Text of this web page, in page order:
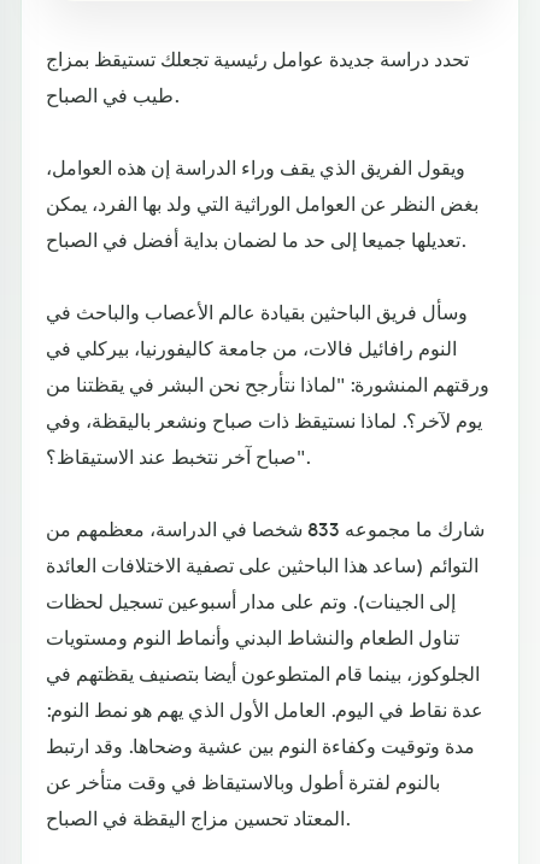
تحدد دراسة جديدة عوامل رئيسية تجعلك تستيقظ بمزاج
طيب في الصباح.
ويقول الفريق الذي يقف وراء الدراسة إن هذه العوامل،
بغض النظر عن العوامل الوراثية التي ولد بها الفرد، يمكن
تعديلها جميعا إلى حد ما لضمان بداية أفضل في الصباح.
وسأل فريق الباحثين بقيادة عالم الأعصاب والباحث في
النوم رافائيل فالات، من جامعة كاليفورنيا، بيركلي في
ورقتهم المنشورة: "لماذا نتأرجح نحن البشر في يقظتنا من
يوم لآخر؟. لماذا نستيقظ ذات صباح ونشعر باليقظة، وفي
صباح آخر نتخبط عند الاستيقاظ؟".
شارك ما مجموعه 833 شخصا في الدراسة، معظمهم من
التوائم (ساعد هذا الباحثين على تصفية الاختلافات العائدة
إلى الجينات). وتم على مدار أسبوعين تسجيل لحظات
تناول الطعام والنشاط البدني وأنماط النوم ومستويات
الجلوكوز، بينما قام المتطوعون أيضا بتصنيف يقظتهم في
عدة نقاط في اليوم. العامل الأول الذي يهم هو نمط النوم:
مدة وتوقيت وكفاءة النوم بين عشية وضحاها. وقد ارتبط
بالنوم لفترة أطول وبالاستيقاظ في وقت متأخر عن
المعتاد تحسين مزاج اليقظة في الصباح.